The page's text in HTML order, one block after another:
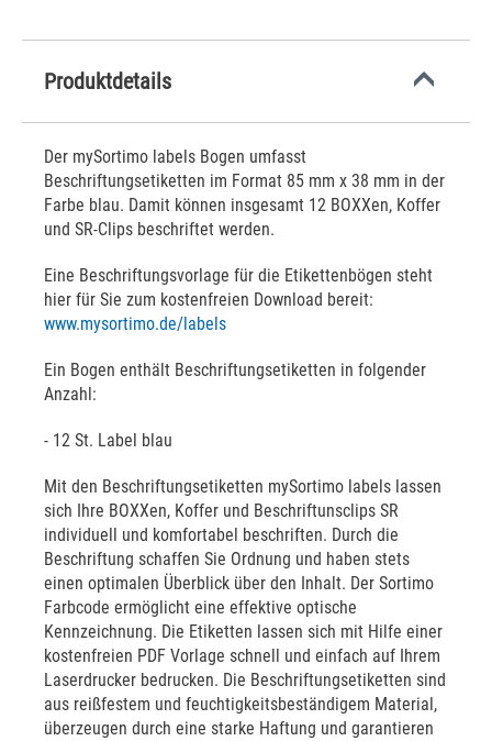
Produktdetails
Der mySortimo labels Bogen umfasst
Beschriftungsetiketten im Format 85 mm x 38 mm in der
Farbe blau. Damit können insgesamt 12 BOXXen, Koffer
und SR-Clips beschriftet werden.
Eine Beschriftungsvorlage für die Etikettenbögen steht
hier für Sie zum kostenfreien Download bereit:
www.mysortimo.de/labels
Ein Bogen enthält Beschriftungsetiketten in folgender
Anzahl:
- 12 St. Label blau
Mit den Beschriftungsetiketten mySortimo labels lassen
sich Ihre BOXXen, Koffer und Beschriftunsclips SR
individuell und komfortabel beschriften. Durch die
Beschriftung schaffen Sie Ordnung und haben stets
einen optimalen Überblick über den Inhalt. Der Sortimo
Farbcode ermöglicht eine effektive optische
Kennzeichnung. Die Etiketten lassen sich mit Hilfe einer
kostenfreien PDF Vorlage schnell und einfach auf Ihrem
Laserdrucker bedrucken. Die Beschriftungsetiketten sind
aus reißfestem und feuchtigkeitsbeständigem Material,
überzeugen durch eine starke Haftung und garantieren